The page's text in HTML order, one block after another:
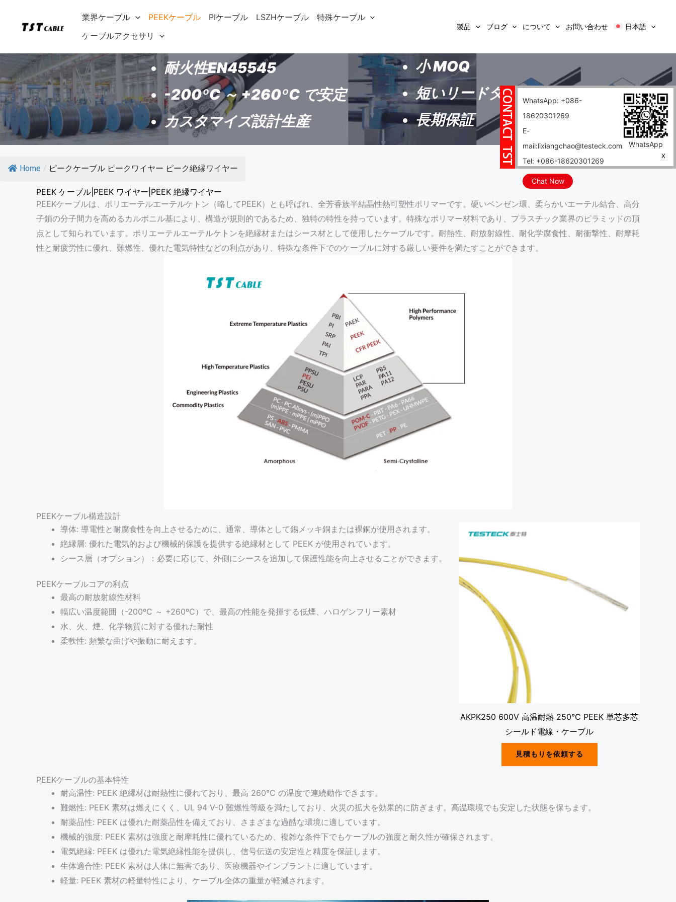
WhatsApp: +086-
18620301269
E-
mail:lixiangchao@testeck.com
Tel: +086-18620301269
Chat Now
WhatsApp
X
キ
ッ
プ
業界ケーブル PEEKケーブル PIケーブル LSZHケーブル
特殊ケーブル
ケーブルアクセサリ
製品 ブログ について お問い合わせ 日本語
耐火性EN45545
-200ºC ～ +260ºC で安定
カスタマイズ設計生産
小 MOQ
短いリードタイム
長期保証
Home / ピークケーブル ピークワイヤー ピーク絶縁ワイヤー
PEEK ケーブル|PEEK ワイヤー|PEEK 絶縁ワイヤー
PEEKケーブルは、ポリエーテルエーテルケトン（略してPEEK）とも呼ばれ、全芳香族半結晶性熱可塑性ポリマーです。硬いベンゼン環、柔らかいエーテル結合、高分
子鎖の分子間力を高めるカルボニル基により、構造が規則的であるため、独特の特性を持っています。特殊なポリマー材料であり、プラスチック業界のピラミッドの頂
点として知られています。ポリエーテルエーテルケトンを絶縁材またはシース材として使用したケーブルです。耐熱性、耐放射線性、耐化学腐食性、耐衝撃性、耐摩耗
性と耐疲労性に優れ、難燃性、優れた電気特性などの利点があり、特殊な条件下でのケーブルに対する厳しい要件を満たすことができます。
PEEKケーブル構造設計
導体: 導電性と耐腐食性を向上させるために、通常、導体として錫メッキ銅または裸銅が使用されます。
絶縁層: 優れた電気的および機械的保護を提供する絶縁材として PEEK が使用されています。
シース層（オプション）：必要に応じて、外側にシースを追加して保護性能を向上させることができます。
PEEKケーブルコアの利点
最高の耐放射線性材料
幅広い温度範囲（-200ºC ～ +260ºC）で、最高の性能を発揮する低煙、ハロゲンフリー素材
水、火、煙、化学物質に対する優れた耐性
柔軟性: 頻繁な曲げや振動に耐えます。
AKPK250 600V 高温耐熱 250℃ PEEK 単芯多芯
シールド電線・ケーブル
見積もりを依頼する
PEEKケーブルの基本特性
耐高温性: PEEK 絶縁材は耐熱性に優れており、最高 260°C の温度で連続動作できます。
難燃性: PEEK 素材は燃えにくく、UL 94 V-0 難燃性等級を満たしており、火災の拡大を効果的に防ぎます。高温環境でも安定した状態を保ちます。
耐薬品性: PEEK は優れた耐薬品性を備えており、さまざまな過酷な環境に適しています。
機械的強度: PEEK 素材は強度と耐摩耗性に優れているため、複雑な条件下でもケーブルの強度と耐久性が確保されます。
電気絶縁: PEEK は優れた電気絶縁性能を提供し、信号伝送の安定性と精度を保証します。
生体適合性: PEEK 素材は人体に無害であり、医療機器やインプラントに適しています。
軽量: PEEK 素材の軽量特性により、ケーブル全体の重量が軽減されます。